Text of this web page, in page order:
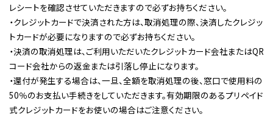
レシートを確認させていただきますので必ずお持ちください。
・クレジットカードで決済された方は、取消処理の際、決済したクレジッ
トカードが必要になりますので必ずお持ちください。
・決済の取消処理は、ご利用いただいたクレジットカード会社またはQR
コード会社からの返金または引落し停止になります。
・還付が発生する場合は、一旦、全額を取消処理の後、窓口で使用料の
50％のお支払い手続きをしていただきます。有効期限のあるプリペイド
式クレジットカードをお使いの場合はご注意ください。